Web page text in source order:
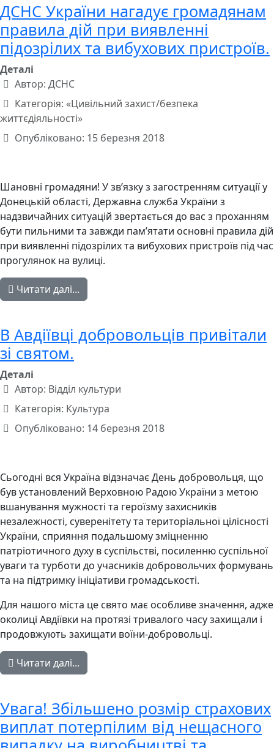
ДСНС України нагадує громадянам
правила дій при виявленні
підозрілих та вибухових пристроїв.
Деталі
Автор: ДСНС
Категорія: «Цивільний захист/безпека
життєдіяльності»
Опубліковано: 15 березня 2018
Шановні громадяни! У зв’язку з загостренням ситуації у
Донецькій області, Державна служба України з
надзвичайних ситуацій звертається до вас з проханням
бути пильними та завжди пам’ятати основні правила дій
при виявленні підозрілих та вибухових пристроїв під час
прогулянок на вулиці.
Читати далі...
В Авдіївці добровольців привітали
зі святом.
Деталі
Автор: Відділ культури
Категорія: Культура
Опубліковано: 14 березня 2018
Сьогодні вся Україна відзначає День добровольця, що
був установлений Верховною Радою України з метою
вшанування мужності та героїзму захисників
незалежності, суверенітету та територіальної цілісності
України, сприяння подальшому зміцненню
патріотичного духу в суспільстві, посиленню суспільної
уваги та турботи до учасників добровольчих формувань
та на підтримку ініціативи громадськості.
Для нашого міста це свято має особливе значення, адже
околиці Авдіївки на протязі тривалого часу захищали і
продовжують захищати воїни-добровольці.
Читати далі...
Увага! Збільшено розмір страхових
виплат потерпілим від нещасного